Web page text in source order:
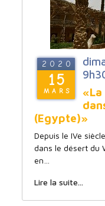
2020
15
MARS
(Egypte)»
Depuis le IVe
dans le désert du
en…
Lire la suite...